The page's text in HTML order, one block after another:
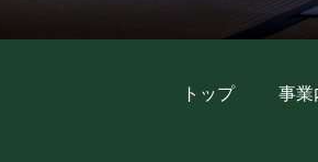
トップ 事業